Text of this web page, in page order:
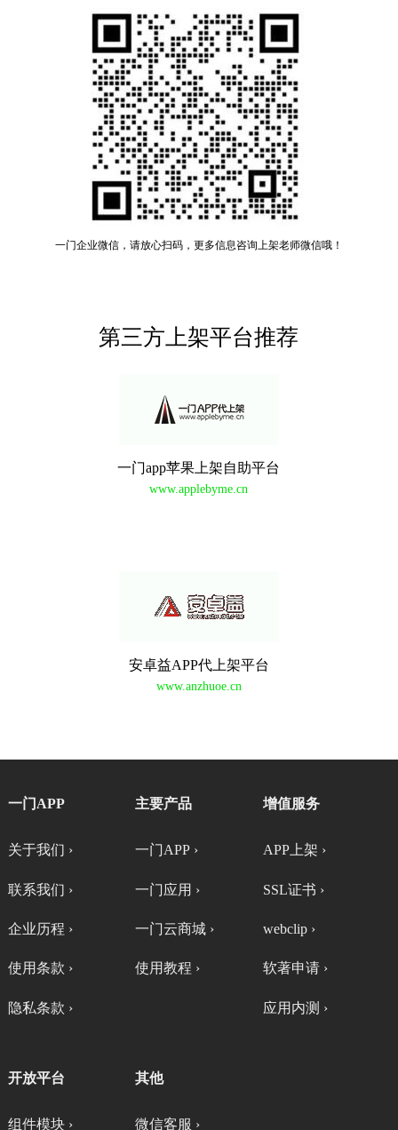
一门企业微信，请放心扫码，更多信息咨询上架老师微信哦！
第三方上架平台推荐
一门app苹果上架自助平台
www.applebyme.cn
安卓益APP代上架平台
www.anzhuoe.cn
一门APP
关于我们 ›
联系我们 ›
企业历程 ›
使用条款 ›
隐私条款 ›
主要产品
一门APP ›
一门应用 ›
一门云商城 ›
使用教程 ›
增值服务
APP上架 ›
SSL证书 ›
webclip ›
软著申请 ›
应用内测 ›
开放平台
组件模块 ›
其他
微信客服 ›